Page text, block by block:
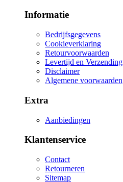
Informatie
Bedrijfsgegevens
Cookieverklaring
Retourvoorwaarden
Levertijd en Verzending
Disclaimer
Algemene voorwaarden
Extra
Aanbiedingen
Klantenservice
Contact
Retourneren
Sitemap